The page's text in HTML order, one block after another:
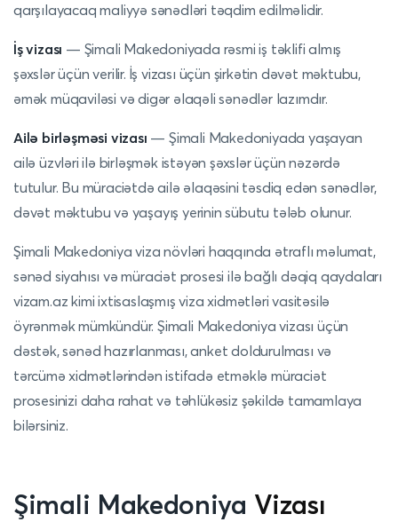
qarşılayacaq maliyyə sənədləri təqdim edilməlidir.
İşvizası — Şimali Makedoniyada rəsmi iş təklifi almış
şəxslər üçün verilir. İş vizası üçün şirkətin dəvət məktubu,
əmək müqaviləsi və digər əlaqəli sənədlər lazımdır.
Ailə birləşməsi vizası — Şimali Makedoniyada yaşayan
ailə üzvləri ilə birləşmək istəyən şəxslər üçün nəzərdə
tutulur. Bu müraciətdə ailə əlaqəsini təsdiq edən sənədlər,
dəvət məktubu və yaşayış yerinin sübutu tələb olunur.
Şimali Makedoniya viza növləri haqqında ətraflı məlumat,
sənəd siyahısı və müraciət prosesi ilə bağlı dəqiq qaydaları
vizam.az kimi ixtisaslaşmış viza xidmətləri vasitəsilə
öyrənmək mümkündür. Şimali Makedoniya vizası üçün
dəstək, sənəd hazırlanması, anket doldurulması və
tərcümə xidmətlərindən istifadə etməklə müraciət
prosesinizi daha rahat və təhlükəsiz şəkildə tamamlaya
bilərsiniz.
Şimali Makedoniya Vizası